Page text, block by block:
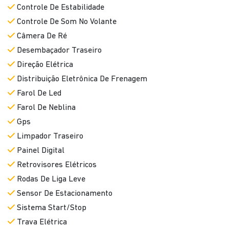
Direção Elétrica
Distribuição Eletrônica De Frenagem
Farol De Led
Farol De Neblina
Gps
Limpador Traseiro
Painel Digital
Retrovisores Elétricos
Rodas De Liga Leve
Sensor De Estacionamento
Sistema Start/Stop
Trava Elétrica
Turbo
Vidros Elétricos
Volante Escamoteável
Único Dono